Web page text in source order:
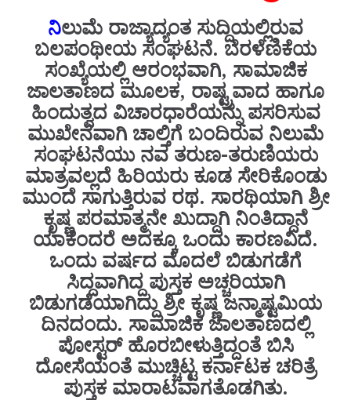
ನಿಲುಮೆ ರಾಜ್ಯಾದ್ಯಂತ ಸುದ್ದಿಯಲ್ಲಿರುವ
ಬಲಪಂಥೀಯ ಸಂಘಟನೆ. ಬೆರಳೆಣಿಕೆಯ
ಸಂಖ್ಯೆಯಲ್ಲಿ ಆರಂಭವಾಗಿ, ಸಾಮಾಜಿಕ
ಜಾಲತಾಣದ ಮೂಲಕ, ರಾಷ್ಟ್ರವಾದ ಹಾಗೂ
ಹಿಂದುತ್ವದ ವಿಚಾರಧಾರೆಯನ್ನು ಪಸರಿಸುವ
ಮುಖೇನವಾಗಿ ಚಾಲ್ತಿಗೆ ಬಂದಿರುವ ನಿಲುಮೆ‌
ಸಂಘಟನೆಯು ನವ ತರುಣ-ತರುಣಿಯರು
ಮಾತ್ರವಲ್ಲದೆ ಹಿರಿಯರು ಕೂಡ ಸೇರಿಕೊಂಡು
ಮುಂದೆ ಸಾಗುತ್ತಿರುವ ರಥ. ಸಾರಥಿಯಾಗಿ ಶ್ರೀ
ಕೃಷ್ಣ ಪರಮಾತ್ಮನೇ ಖುದ್ದಾಗಿ ನಿಂತಿದ್ದಾನೆ
ಯಾಕೆಂದರೆ ಅದಕ್ಕೂ ಒಂದು ಕಾರಣವಿದೆ.
ಒಂದು ವರ್ಷದ ಮೊದಲೆ ಬಿಡುಗಡೆಗೆ
ಸಿದ್ದವಾಗಿದ್ದ ಪುಸ್ತಕ ಅಚ್ಚರಿಯಾಗಿ
ಬಿಡುಗಡೆಯಾಗಿದ್ದು ಶ್ರೀ ಕೃಷ್ಣ ಜನ್ಮಾಷ್ಟಮಿಯ
ದಿನದಂದು. ಸಾಮಾಜಿಕ ಜಾಲತಾಣದಲ್ಲಿ
ಪೋಸ್ಟರ್ ಹೊರಬೀಳುತ್ತಿದ್ದಂತೆ ಬಿಸಿ
ದೋಸೆಯಂತೆ ಮುಚ್ಚಿಟ್ಟ ಕರ್ನಾಟಕ ಚರಿತ್ರೆ
ಪುಸ್ತಕ ಮಾರಾಟವಾಗತೊಡಗಿತು.